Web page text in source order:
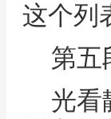
这个列
第五
光看